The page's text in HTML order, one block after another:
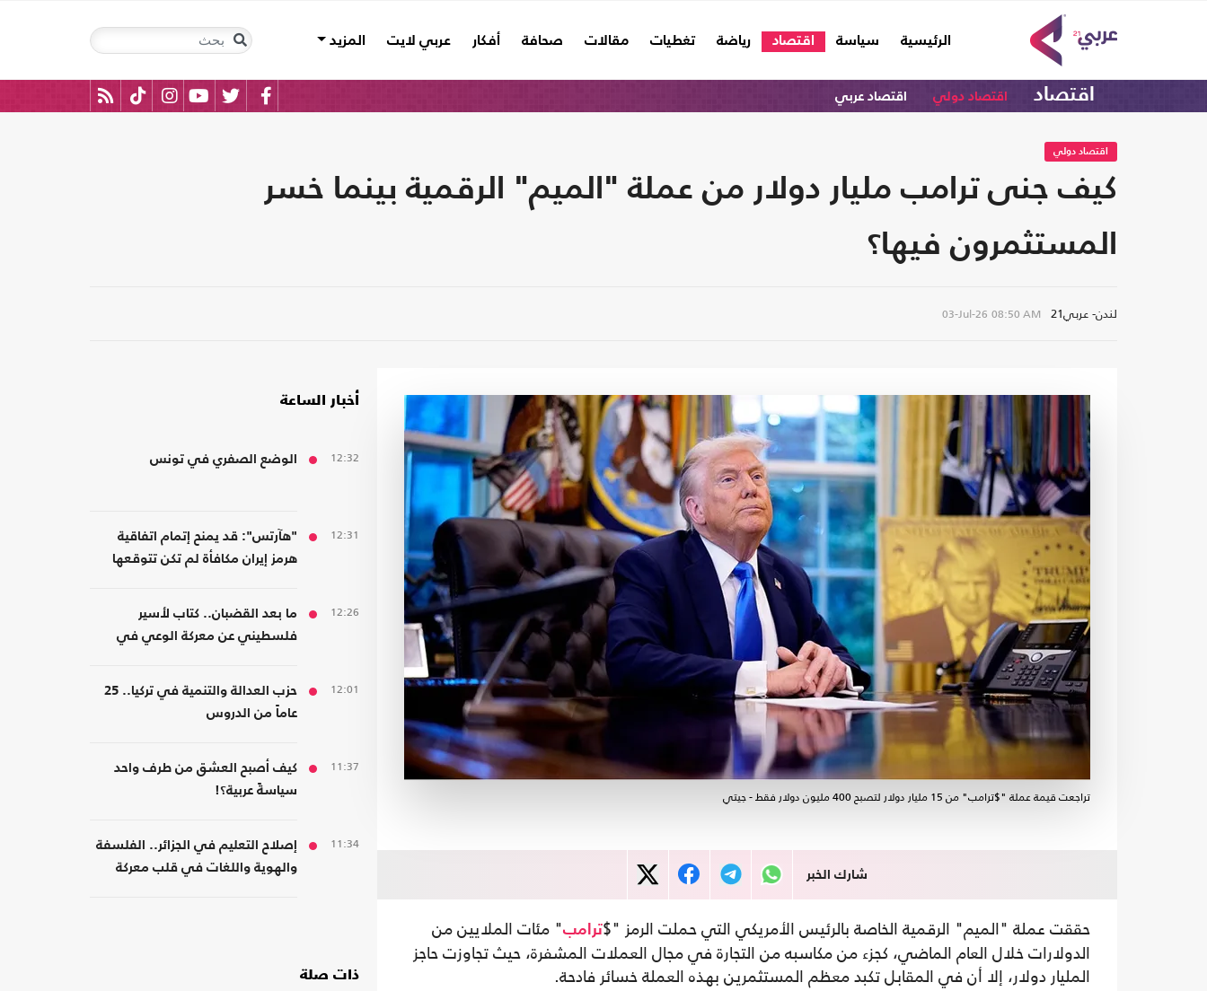
الرئيسية
(current) سياسة اقتصاد رياضة تغطيات مقالات صحافة أفكار عربي لايت المزيد
اقتصاد اقتصاد دولي اقتصاد عربي
اقتصاد دولي
كيف جنى ترامب مليار دولار من عملة "الميم" الرقمية بينما خسر
المستثمرون فيها؟
لندن- عربي21 03-Jul-26 08:50 AM
تراجعت قيمة عملة "$ترامب" من 15 مليار دولار لتصبح 400 مليون دولار فقط - جيتي
شارك الخبر
حققت عملة "الميم" الرقمية الخاصة بالرئيس الأمريكي التي حملت الرمز "$ترامب" مئات الملايين من
الدولارات خلال العام الماضي، كجزء من مكاسبه من التجارة في مجال العملات المشفرة، حيث تجاوزت حاجز
المليار دولار، إلا أن في المقابل تكبد معظم المستثمرين بهذه العملة خسائر فادحة.
أخبار الساعة
12:32 الوضع الصفري في تونس
12:31
"هآرتس": قد يمنح إتمام اتفاقية
هرمز إيران مكافأة لم تكن تتوقعها
12:26
ما بعد القضبان.. كتاب لأسير
فلسطيني عن معركة الوعي في
12:01
حزب العدالة والتنمية في تركيا.. 25
عاماً من الدروس
11:37
كيف أصبح العشق من طرف واحد
سياسةً عربية؟!
11:34
إصلاح التعليم في الجزائر.. الفلسفة
والهوية واللغات في قلب معركة
ذات صلة